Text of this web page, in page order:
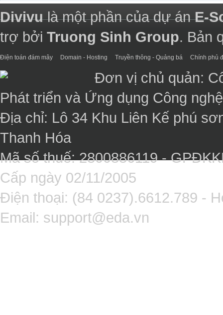
Divivulà một phần của dự ánE-
trợ bởi Truong Sinh Group. Bản
Điện toán đám mây Domain - Hosting Truyền thông - Quảng bá Chính phủ
Đơn vị chủ quản:
Phát triển và Ứng dụng Công
Địa chỉ: Lô 34 Khu Liên Kế phú
Thanh Hóa
Mã số thuế: 2800886119 -
Cấp ngày 02/11/2005
Điện thoại: (84 0237).6612.789 -
Email: support@eda.vn